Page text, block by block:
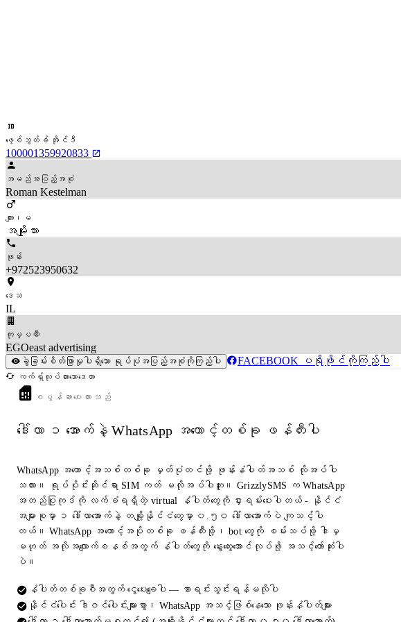
ဖေ့စ်ဘွတ်ခ် အိုင်ဒီ
100001359920833
အမည်အပြည့်အစုံ
Roman Kestelman
ကျား၊မ
အမျိုးသား
ဖုန်း
+972523950632
ဒေသ
IL
ကုမ္ပဏီ
EGOeast advertising
ခွဲခြမ်းစိတ်ဖြာမှုပါရှိသော ရုပ်ပုံအပြည့်အစုံကိုကြည့်ပါ FACEBOOK ပရိုဖိုင်ကိုကြည့်ပါ
ကက်ရှ်လုပ်ထားသောဒေတာ
စပွန်ဆာပေးထားသည်
ဒေါ်လာ ၁ အောက်နဲ့ WhatsApp အကောင့်တစ်ခု ဖန်တီးပါ
WhatsApp အကောင့်အသစ်တစ်ခု မှတ်ပုံတင်ဖို့ ဖုန်းနံပါတ်အသစ် လိုအပ်ပါ
သလား။ ရုပ်ပိုင်းဆိုင်ရာ SIM ကတ် မလိုအပ်ပါဘူး။ GrizzlySMS က WhatsApp
အတည်ပြုကုဒ်ကို လက်ခံရရှိတဲ့ virtual နံပါတ်တွေကို ငှားရမ်းပေးပါတယ် - နိုင်ငံ
အများစုမှာ ၁ ဒေါ်လာအောက်နဲ့ တချို့နိုင်ငံတွေမှာ ၀.၅၀ ဒေါ်လာအောက်ပဲ ကျသင့်ပါ
တယ်။ WhatsApp အကောင့်အပိုတစ်ခု ဖန်တီးဖို့၊ bot တွေကို စမ်းသပ်ဖို့ ဒါမှ
မဟုတ် အလိုအလျောက်စနစ်အတွက် နံပါတ်တွေကို နွေးထွေးအောင်လုပ်ဖို့ အသင့်တော်ဆုံးပါ
ပဲ။
နံပါတ်တစ်ခုစီအတွက် ငွေပေးချေပါ — စာရင်းသွင်းရန်မလိုပါ
နိုင်ငံပေါင်း ဒါဇင်ပေါင်းများစွာ၊ WhatsApp အသင့်ဖြစ်နေသော ဖုန်းနံပါတ်များ